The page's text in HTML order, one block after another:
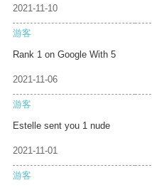
2021-11-10
游客
Rank 1 on Google With 5
2021-11-06
游客
Estelle sent you 1 nude
2021-11-01
游客